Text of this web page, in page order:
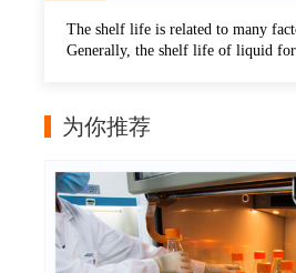
The shelf life is related to many
Generally, the shelf life of liquid
为你推荐